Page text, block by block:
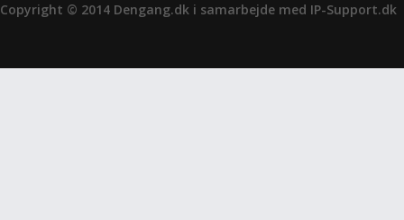
Copyright © 2014 Dengang.dk i samarbejde med IP-Support.dk